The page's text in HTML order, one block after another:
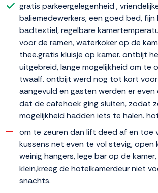
gratis parkeergelegenheid ,
baliemedewerkers, een goed bed,
badtextiel, regelbare
voor de ramen, waterkoker op de
thee.gratis kluisje op kamer. ontbijt
uitgebreid, lange mogelijkheid om te
twaalf. ontbijt werd nog tot kort
aangevuld en gasten werden er
dat de cafehoek ging sluiten, zodat
mogelijkheid hadden iets te halen.
om te zeuren dan lift deed af en toe
kussens net even te vol stevig, open
weinig hangers, lege bar op de
klein,kreeg de hotelkamerdeur niet
snachts.